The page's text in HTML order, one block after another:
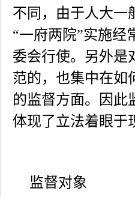
不同，由于人大一
“一府两院”实施经
委会行使。另外是
范的，也集中在如
的监督方面。因此
体现了立法着眼于
监督对象